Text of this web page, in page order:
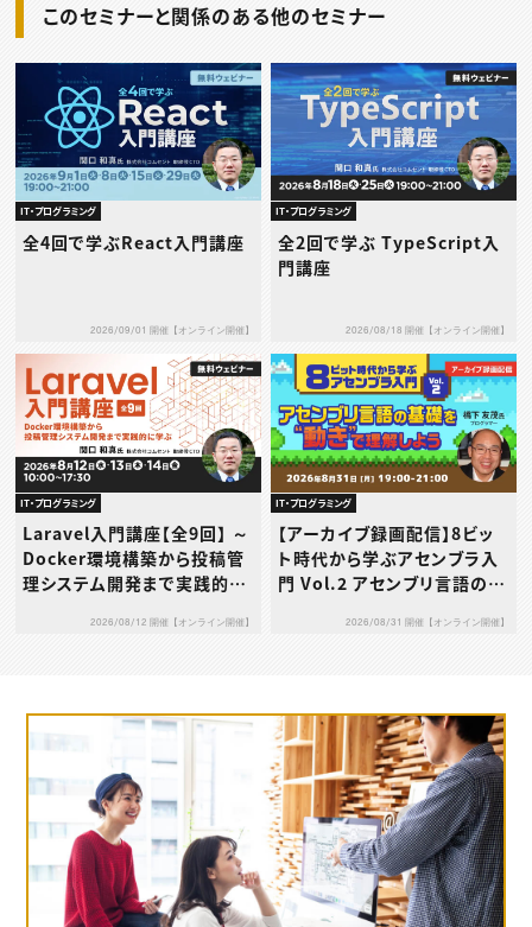
このセミナーと関係のある他のセミナー
IT・プログラミング
全4回で学ぶReact入門講座
2026/09/01 開催【オンライン開催】
IT・プログラミング
全2回で学ぶ TypeScript入
門講座
2026/08/18 開催【オンライン開催】
IT・プログラミング
Laravel入門講座【全9回】 ～
Docker環境構築から投稿管
理システム開発まで実践的に
2026/08/12 開催【オンライン開催】
IT・プログラミング
【アーカイブ録画配信】8ビッ
ト時代から学ぶアセンブラ入
門 Vol.2 アセンブリ言語の基
2026/08/31 開催【オンライン開催】